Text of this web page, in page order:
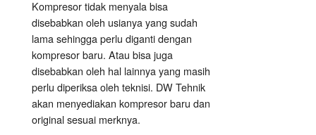
Kompresor tidak menyala bisa
disebabkan oleh usianya yang sudah
lama sehingga perlu diganti dengan
kompresor baru. Atau bisa juga
disebabkan oleh hal lainnya yang masih
perlu diperiksa oleh teknisi. DW Tehnik
akan menyediakan kompresor baru dan
original sesuai merknya.